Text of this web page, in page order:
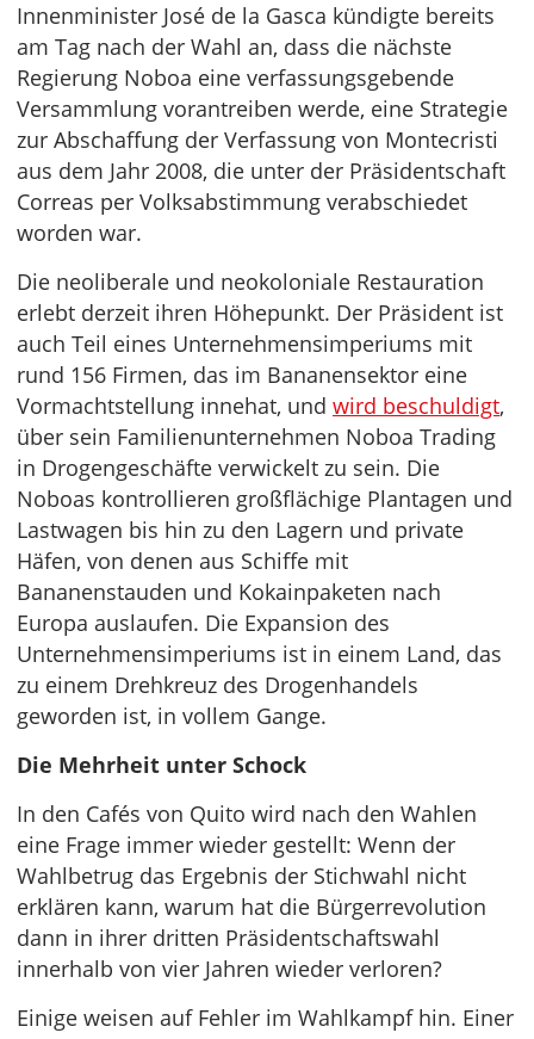
Innenminister José de la Gasca kündigte bereits
am Tag nach der Wahl an, dass die nächste
Regierung Noboa eine verfassungsgebende
Versammlung vorantreiben werde, eine Strategie
zur Abschaffung der Verfassung von Montecristi
aus dem Jahr 2008, die unter der Präsidentschaft
Correas per Volksabstimmung verabschiedet
worden war.
Die neoliberale und neokoloniale Restauration
erlebt derzeit ihren Höhepunkt. Der Präsident ist
auch Teil eines Unternehmensimperiums mit
rund 156 Firmen, das im Bananensektor eine
Vormachtstellung innehat, und wird beschuldigt,
über sein Familienunternehmen Noboa Trading
in Drogengeschäfte verwickelt zu sein. Die
Noboas kontrollieren großflächige Plantagen und
Lastwagen bis hin zu den Lagern und private
Häfen, von denen aus Schiffe mit
Bananenstauden und Kokainpaketen nach
Europa auslaufen. Die Expansion des
Unternehmensimperiums ist in einem Land, das
zu einem Drehkreuz des Drogenhandels
geworden ist, in vollem Gange.
Die Mehrheit unter Schock
In den Cafés von Quito wird nach den Wahlen
eine Frage immer wieder gestellt: Wenn der
Wahlbetrug das Ergebnis der Stichwahl nicht
erklären kann, warum hat die Bürgerrevolution
dann in ihrer dritten Präsidentschaftswahl
innerhalb von vier Jahren wieder verloren?
Einige weisen auf Fehler im Wahlkampf hin. Einer